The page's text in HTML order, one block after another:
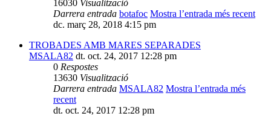
16030 Visualització
Darrera entrada botafoc Mostra l’entrada més recent
dc. març 28, 2018 4:15 pm
TROBADES AMB MARES SEPARADES
MSALA82 dt. oct. 24, 2017 12:28 pm
0 Respostes
13630 Visualització
Darrera entrada MSALA82 Mostra l’entrada més
recent
dt. oct. 24, 2017 12:28 pm